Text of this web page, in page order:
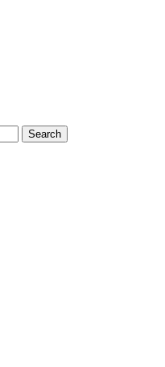
Search